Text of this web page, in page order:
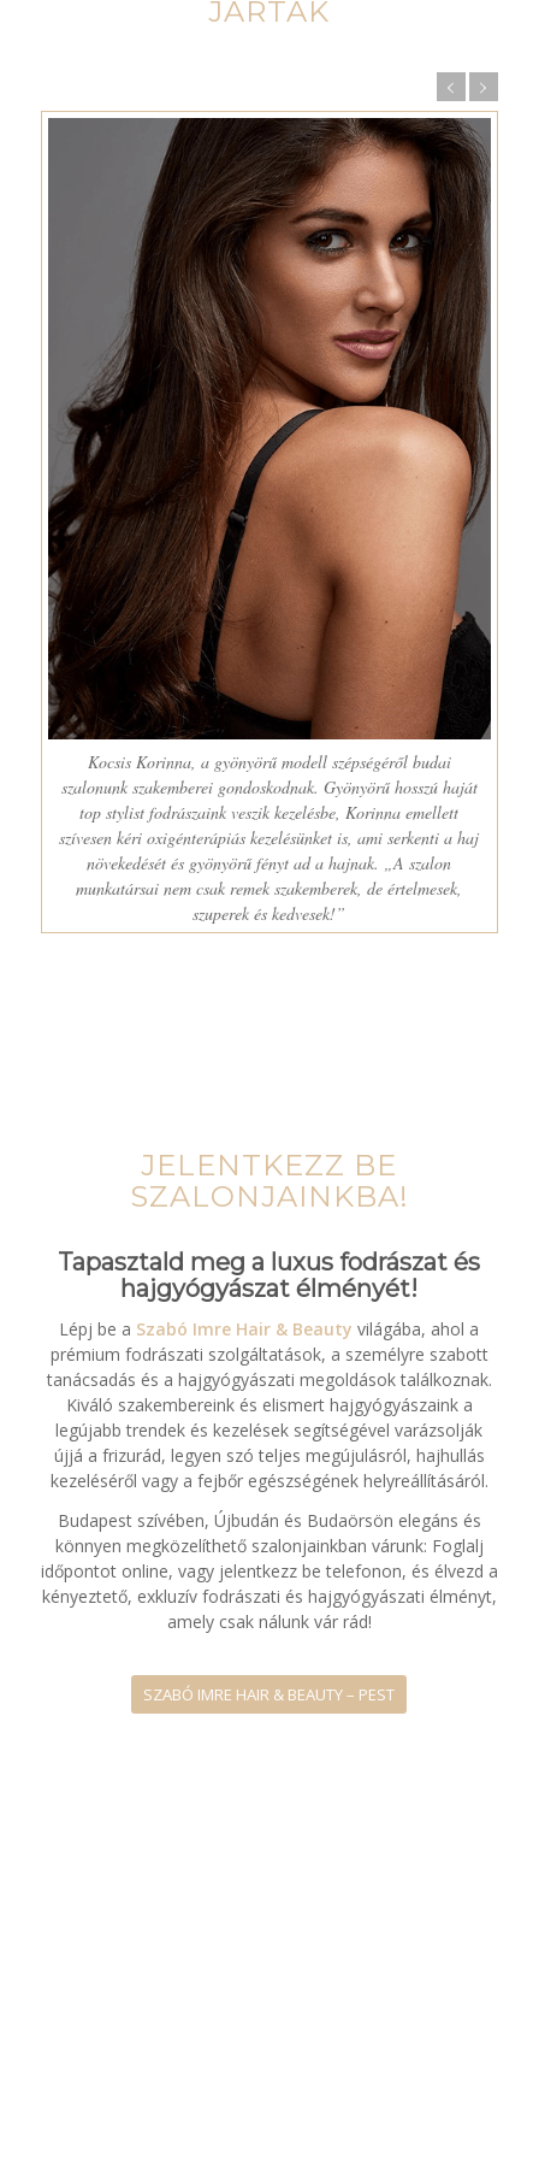
JÁRTAK
Polyák Lillát és Gömöri András Mátét szintén egy esküvői
fotózás keretében ismertük meg, ahol fodrászunk és sminkesünk
készítette a Budapesti Operettszínház tehetséges művészei
számára az esküvői sminket és frizuravariációkat.
Tapasztald meg a luxus fodrászat és
hajgyógyászat élményét!
Lépj be aSzabó Imre Hair & Beautyvilágába, ahol a
prémium fodrászati szolgáltatások, a személyre szabott
tanácsadás és a hajgyógyászati megoldások találkoznak.
Kiváló szakembereink és elismert hajgyógyászaink a
legújabb trendek és kezelések segítségével varázsolják
újjá a frizurád, legyen szó teljes megújulásról, hajhullás
kezeléséről vagy a fejbőr egészségének helyreállításáról.
Budapest szívében, Újbudán és Budaörsön elegáns és
könnyen megközelíthető szalonjainkban várunk: Foglalj
időpontot online, vagy jelentkezz be telefonon, és élvezd a
kényeztető, exkluzív fodrászati és hajgyógyászati élményt,
amely csak nálunk vár rád!
SZABÓ IMRE HAIR & BEAUTY – PEST